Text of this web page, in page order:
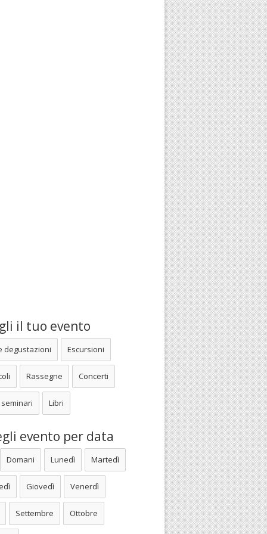
il tuo evento
degustazioni Escursioni
Rassegne Concerti
Libri
evento per data
Domani Lunedì Martedì
Giovedì Venerdì
Settembre Ottobre